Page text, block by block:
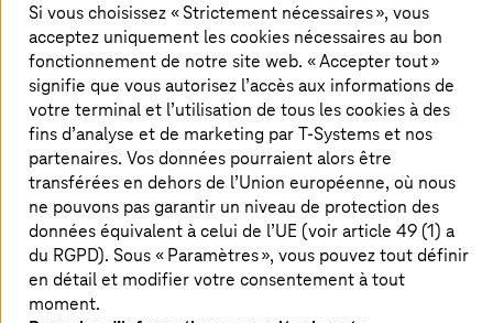
Besoin d’un concept de formation innovant chez
l’équipementier
Les formations en présentiel existantes sont trop
rigides, coûteuses et difficiles à organiser.
Disponibilité limitée des formateurs
Individualisation des cours de formation
Solution deT-Systems
Développement d’un avatar basé sur l’IA, exploité
Si vous choisissez « Strictement nécessaires », vous
acceptez uniquement les cookies nécessaires au bon
fonctionnement de notre site web. « Accepter tout »
signifie que vous autorisez l’accès aux informations de
votre terminal et l’utilisation de tous les cookies à des
fins d’analyse et de marketing parT-Systemset nos
partenaires. Vos données pourraient alors être
transférées en dehors de l’Union européenne, où nous
ne pouvons pas garantir un niveau de protection des
données équivalent à celui de l’UE (voir article 49 (1) a
du RGPD). Sous « Paramètres », vous pouvez tout définir
en détail et modifier votre consentement à tout
moment.